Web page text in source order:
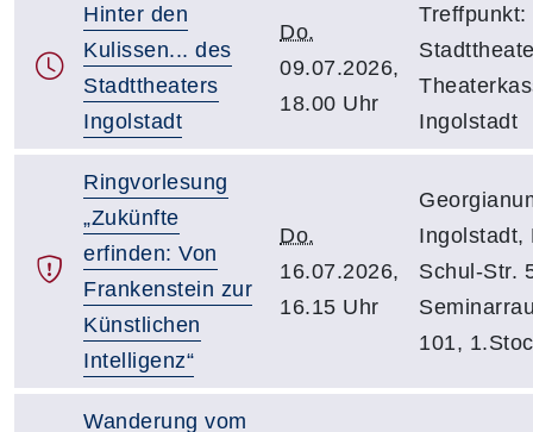
Hinter den
Kulissen... des
Stadttheaters
Ingolstadt
Do.
09.07.2026,
18.00 Uhr
Treffpunkt:
Ingolstadt
Ringvorlesung
„Zukünfte
erfinden: Von
Frankenstein zur
Künstlichen
Intelligenz“
Do.
16.07.2026,
16.15 Uhr
Ingolstadt,
Schul-Str.
101,
Wanderung vom